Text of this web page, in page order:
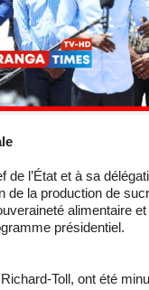
l’État et à sa
la production de
alimentaire
présidentiel.
Toll, ont été